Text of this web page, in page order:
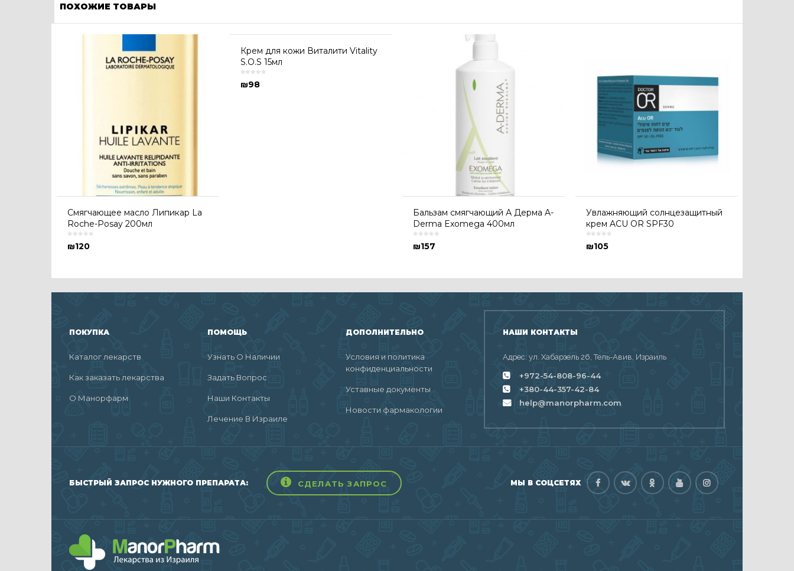
ПОХОЖИЕ ТОВАРЫ
Cмягчающее масло Липикар La
Roche-Posay 200мл
₪120
Крем для кожи Виталити Vitality
S.O.S 15мл
₪98
Бальзам смягчающий А Дерма A-
Derma Exomega 400мл
₪157
Увлажняющий солнцезащитный
крем ACU OR SPF30
₪105
ПОКУПКА
Каталог лекарств
Как заказать лекарства
О Манорфарм
ПОМОЩЬ
Узнать О Наличии
Задать Вопрос
Наши Контакты
Лечение В Израиле
ДОПОЛНИТЕЛЬНО
Условия и политика
конфиденциальности
Уставные документы
Новости фармакологии
НАШИ КОНТАКТЫ
Адрес: ул. Хабарзель 26, Тель-Авив, Израиль
+972-54-808-96-44
+380-44-357-42-84
help@manorpharm.com
БЫСТРЫЙ ЗАПРОС НУЖНОГО ПРЕПАРАТА: СДЕЛАТЬ ЗАПРОС МЫ В СОЦСЕТЯХ